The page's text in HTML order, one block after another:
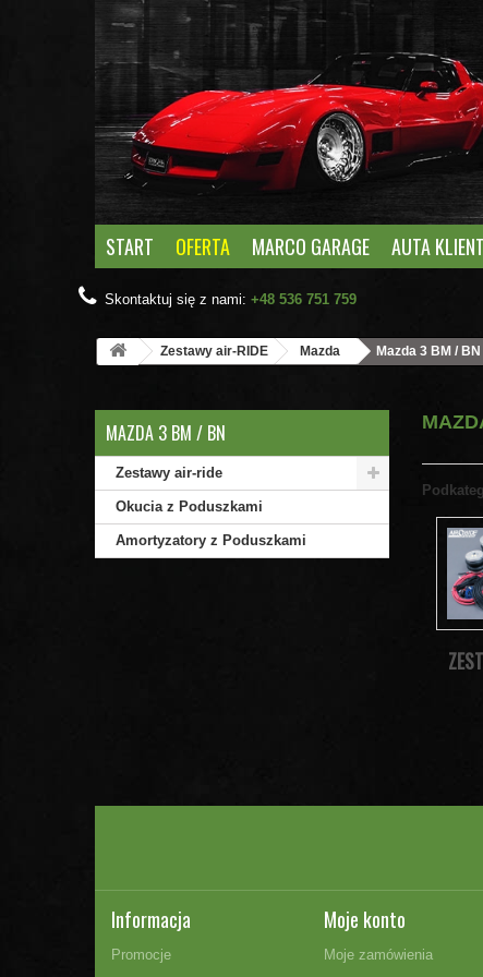
START OFERTA MARCO GARAGE AUTA
Skontaktuj się z nami: +48 536 751 759
Zestawy air-RIDE Mazda Mazda 3 BM / BN
MAZDA 3 BM / BN
Zestawy air-ride
Okucia z Poduszkami
Amortyzatory z Poduszkami
Informacja
Promocje
Moje konto
Moje zamówienia